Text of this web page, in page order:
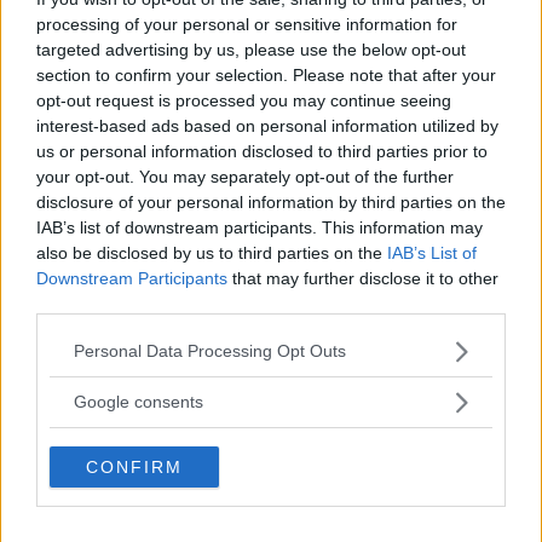
processing of your personal or sensitive information for
targeted advertising by us, please use the below opt-out
section to confirm your selection. Please note that after your
opt-out request is processed you may continue seeing
interest-based ads based on personal information utilized by
us or personal information disclosed to third parties prior to
your opt-out. You may separately opt-out of the further
disclosure of your personal information by third parties on the
IAB’s list of downstream participants. This information may
also be disclosed by us to third parties on the IAB’s List of
Downstream Participants that may further disclose it to other
Please note that this website/app uses one or more Google
not limited to your visit or usage behaviour. You may click to
use your data for below specified purposes in below Google
consent section.
Personal Data Processing Opt Outs
Google consents
CONFIRM
Strax efter 760-debuten kom den överladdade
versionen som definitivt placerade Volvo i omkörningsfil
på Autobahn.
Läskande väska
På 1960-talet skulle trafikens allvar läras med lek. Ingen
unge var väl skapt som ville missa de här lektionerna!
BroschyrenPeugeot 304
Kan en bil vara mer lagom än denna milda
mellanmodell mitt emellan 204 och 504? Vi suktar oss
fram i broschyren.
RenoveringenFiat 124 Sport Spider
Mikael tog över ett oavslutat renoveringsprojekt och fick
till en linjeskön italienare som låter som Pavarotti.
Toyota Previa XL 1992
Önskeägg med vägegenskaper, luft och utrymmen som
gjorde bilen klassisk direkt. Här är landets finaste
Genom att anmäla dig godkänner du OK-förlagets
personuppgiftspolicy.
ÄMNEN I ARTIKELN
Aktuellt nummer